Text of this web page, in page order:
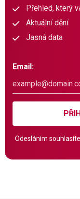
Přehled, který
Aktuální dění
Jasná data
Email:
Odesláním